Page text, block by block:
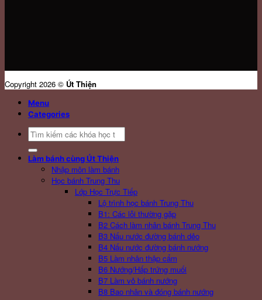
Copyright 2026 © Út Thiện
Menu
Categories
Search
for:
Làm bánh cùng Út Thiện
Nhập môn làm bánh
Học bánh Trung Thu
Lớp Học Trực Tiếp
Lộ trình học bánh Trung Thu
B1: Các lỗi thường gặp
B2 Cách làm nhân bánh Trung Thu
B3 Nấu nước đường bánh dẻo
B4 Nấu nước đường bánh nướng
B5 Làm nhân thập cẩm
B6 Nướng/Hấp trứng muối
B7 Làm vỏ bánh nướng
B8 Bao nhân và đóng bánh nướng